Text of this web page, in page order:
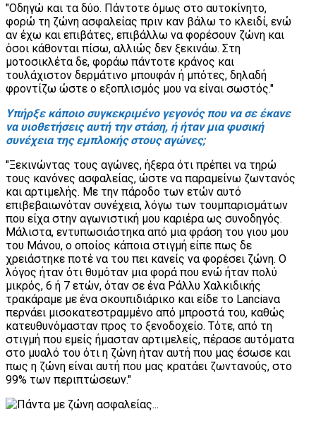
"Οδηγώ και τα δύο. Πάντοτε όμως στο αυτοκίνητο,
φορώ τη ζώνη ασφαλείας πριν καν βάλω το κλειδί, ενώ
αν έχω και επιβάτες, επιβάλλω να φορέσουν ζώνη και
όσοι κάθονται πίσω, αλλιώς δεν ξεκινάω. Στη
μοτοσικλέτα δε, φοράω πάντοτε κράνος και
τουλάχιστον δερμάτινο μπουφάν ή μπότες, δηλαδή
φροντίζω ώστε ο εξοπλισμός μου να είναι σωστός."
Υπήρξε κάποιο συγκεκριμένο γεγονός που να σε έκανε
να υιοθετήσεις αυτή την στάση, ή ήταν μια φυσική
συνέχεια της εμπλοκής στους αγώνες;
"Ξεκινώντας τους αγώνες, ήξερα ότι πρέπει να τηρώ
τους κανόνες ασφαλείας, ώστε να παραμείνω ζωντανός
και αρτιμελής. Με την πάροδο των ετών αυτό
επιβεβαιωνόταν συνέχεια, λόγω των τουμπαρισμάτων
που είχα στην αγωνιστική μου καριέρα ως συνοδηγός.
Μάλιστα, εντυπωσιάστηκα από μια φράση του γιου μου
του Μάνου, ο οποίος κάποια στιγμή είπε πως δε
χρειάστηκε ποτέ να του πει κανείς να φορέσει ζώνη. Ο
λόγος ήταν ότι θυμόταν μια φορά που ενώ ήταν πολύ
μικρός, 6 ή 7 ετών, όταν σε ένα Ράλλυ Χαλκιδικής
τρακάραμε με ένα σκουπιδιάρικο και είδε το Lanciaνα
περνάει μισοκατεστραμμένο από μπροστά του, καθώς
κατευθυνόμασταν προς το ξενοδοχείο. Τότε, από τη
στιγμή που εμείς ήμασταν αρτιμελείς, πέρασε αυτόματα
στο μυαλό του ότι η ζώνη ήταν αυτή που μας έσωσε και
πως η ζώνη είναι αυτή που μας κρατάει ζωντανούς, στο
99% των περιπτώσεων."